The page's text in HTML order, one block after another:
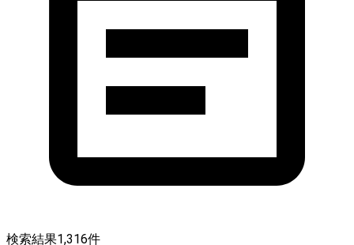
検索結果1,316件